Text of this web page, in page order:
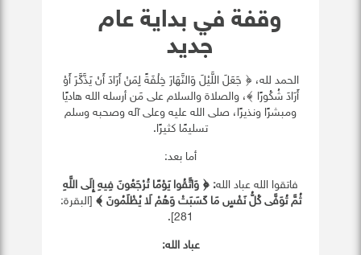
وقفة في بداية عام
جديد
الحمد لله، ﴿ جَعَلَ اللَّيْلَ وَالنَّهَارَ خِلْفَةً لِمَنْ أَرَادَ أَنْ يَذَّكَّرَ أَوْ
أَرَادَ شُكُورًا ﴾، والصلاة والسلام على مَن أرسله الله هاديًا
ومبشرًا ونذيرًا، صلى الله عليه وعلى آله وصحبه وسلم
تسليمًا كثيرًا.
أما بعد:
فاتقوا الله عباد الله: ﴿ وَاتَّقُوا يَوْمًا تُرْجَعُونَ فِيهِ إِلَى اللَّهِ
ثُمَّ تُوَفَّى كُلُّ نَفْسٍ مَا كَسَبَتْ وَهُمْ لَا يُظْلَمُونَ ﴾ [البقرة:
281].
عباد الله: